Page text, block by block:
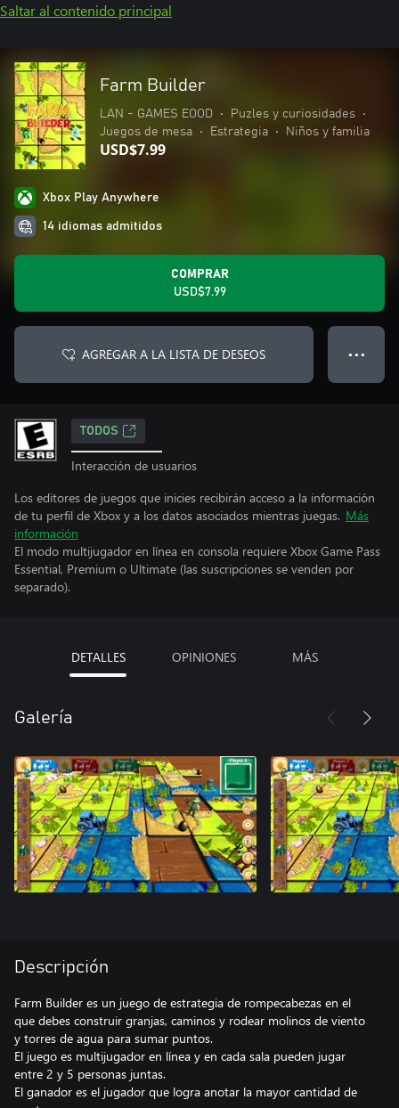
Saltar al contenido principal
Farm Builder
LAN - GAMES EOOD • Puzles y curiosidades
•
Juegos de mesa
• Estrategia • Niños y familia
USD$7.99
Xbox Play Anywhere
14 idiomas admitidos
COMPRAR
USD$7.99
AGREGAR A LA LISTA DE DESEOS ● ● ●
TODOS
Interacción de usuarios
Los editores de juegos que inicies recibirán acceso a la información
de tu perfil de Xbox y a los datos asociados mientras juegas. Más
información
El modo multijugador en línea en consola requiere Xbox Game Pass
Essential, Premium o Ultimate (las suscripciones se venden por
separado).
DETALLES OPINIONES MÁS
Galería
Descripción
Farm Builder es un juego de estrategia de rompecabezas en el
que debes construir granjas, caminos y rodear molinos de viento
y torres de agua para sumar puntos.
El juego es multijugador en línea y en cada sala pueden jugar
entre 2 y 5 personas juntas.
El ganador es el jugador que logra anotar la mayor cantidad de